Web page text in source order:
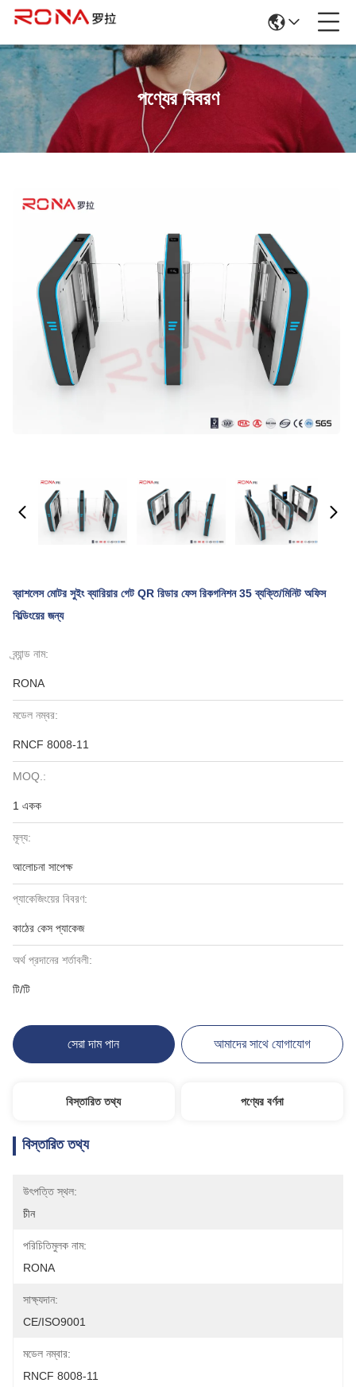
পণ্যের বিবরণ
ব্রাশলেস মোটর সুইং ব্যারিয়ার গেট QR রিডার ফেস রিকগনিশন 35 ব্যক্তি/মিনিট অফিস
বিল্ডিংয়ের জন্য
ব্র্যান্ড নাম:
RONA
মডেল নম্বর:
RNCF 8008-11
MOQ.:
1 একক
মূল্য:
আলোচনা সাপেক্ষ
প্যাকেজিংয়ের বিবরণ:
কাঠের কেস প্যাকেজ
অর্থ প্রদানের শর্তাবলী:
টি/টি
সেরা দাম পান আমাদের সাথে যোগাযোগ
বিস্তারিত তথ্য পণ্যের বর্ণনা
বিস্তারিত তথ্য
উৎপত্তি স্থল:
চীন
পরিচিতিমুলক নাম:
RONA
সাক্ষ্যদান:
CE/ISO9001
মডেল নম্বার:
RNCF 8008-11